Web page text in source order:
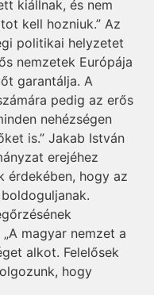
kiállnak, és nem
kell hozniuk.” Az
politikai helyzetet
nemzetek Európája
garantálja. A
pedig az erős
nehézségen
is.” Jakab István
erejéhez
érdekében, hogy az
magyar nemzet a
alkot. Felelősek
hogy